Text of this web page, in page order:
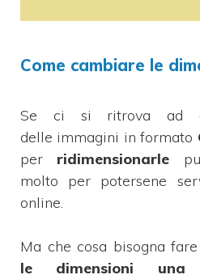
Come cambiare le
Se ci si ritrova ad
delle immagini in formato
per ridimensionarle
molto per potersene
online.
Ma che cosa bisogna
le dimensioni una